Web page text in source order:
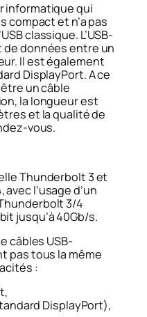
informatique qui
compact et n’a pas
classique. L’USB-
données entre un
Il est également
DisplayPort. A ce
un câble
la longueur est
et la qualité de
vous.
Thunderbolt 3 et
l’usage d’un
3/4
jusqu’à 40Gb/s.
câbles USB-
pas tous la même
:
DisplayPort),